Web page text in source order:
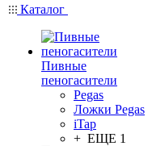
Каталог
Пивные
пеногасители
Pegas
Ложки Pegas
iTap
+ ЕЩЕ 1